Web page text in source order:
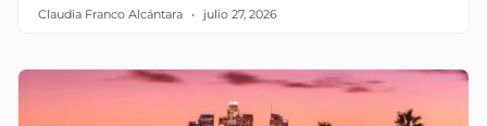
Claudia Franco Alcántara julio 27, 2026